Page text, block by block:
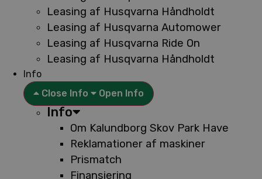
Leasing af Husqvarna Håndholdt
Leasing af Husqvarna Automower
Leasing af Husqvarna Ride On
Leasing af Husqvarna Håndholdt
Info
Close Info
Open Info
Info
Om Kalundborg Skov Park Have
Reklamationer af maskiner
Prismatch
Finansiering